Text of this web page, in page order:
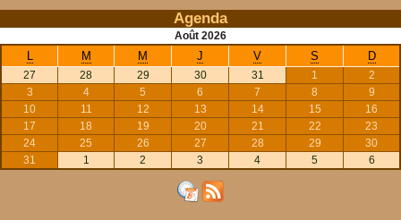
Agenda
Août 2026
M M J V S D
27 28 29 30 31 1
2
3
4 5 6 7 8
9
10
11 12 13 14 15
16
17
18 19 20 21 22
23
24
25 26 27 28 29
30
31
1 2 3 4 5 6